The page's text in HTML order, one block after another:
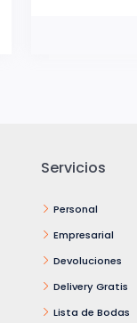
Servicios
Personal
Empresarial
Devoluciones
Delivery Gratis
Lista de Bodas